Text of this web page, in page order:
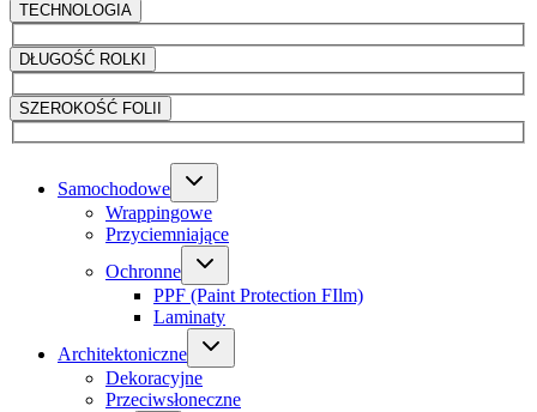
TECHNOLOGIA
DŁUGOŚĆ ROLKI
SZEROKOŚĆ FOLII
Samochodowe
Wrappingowe
Przyciemniające
Ochronne
PPF (Paint Protection FIlm)
Laminaty
Architektoniczne
Dekoracyjne
Przeciwsłoneczne